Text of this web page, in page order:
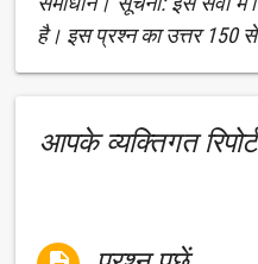
है। इस प्रश्न का उत्तर 150 से
आपके व्यक्तिगत